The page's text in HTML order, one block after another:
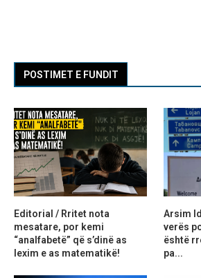
POSTIMET E FUNDIT
Editorial / Rritet nota
mesatare, por kemi
“analfabetë” që s’dinë as
lexim e as matematikë!
Arsim
verës
është
pa...